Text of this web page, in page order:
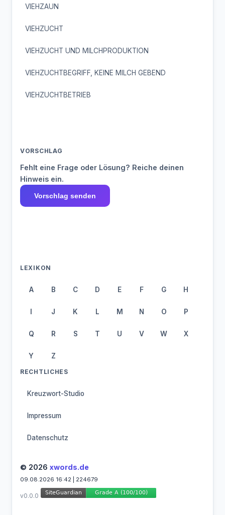
VIEHZAUN
VIEHZUCHT
VIEHZUCHT UND MILCHPRODUKTION
VIEHZUCHTBEGRIFF, KEINE MILCH GEBEND
VIEHZUCHTBETRIEB
VORSCHLAG
Fehlt eine Frage oder Lösung? Reiche deinen
Hinweis ein.
Vorschlag senden
LEXIKON
A B C D E F G H
I J K L M N O P
Q R S T U V W X
Y Z
RECHTLICHES
Kreuzwort-Studio
Impressum
Datenschutz
© 2026 xwords.de
09.08.2026 16:42 | 224679
v0.0.0